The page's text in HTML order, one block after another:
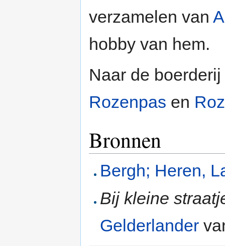
verzamelen van
hobby van hem.
Naar de
Rozenpas en
Bronnen
Bergh; Heren,
Bij kleine
Gelderlander